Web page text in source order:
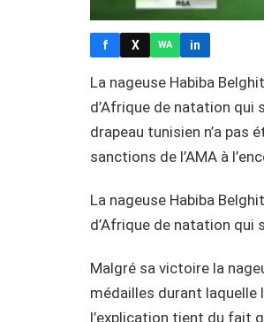
f X WA in
La nageuse Habiba
d’Afrique de natation qui
drapeau tunisien n’a pas
sanctions de l’AMA à
La nageuse Habiba
d’Afrique de natation qui
Malgré sa victoire la
médailles durant laquelle
l’explication tient du fait